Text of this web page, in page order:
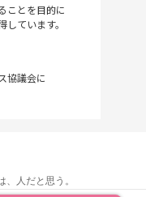
ことを目的に
ています。
協議会に
、人だと思う。